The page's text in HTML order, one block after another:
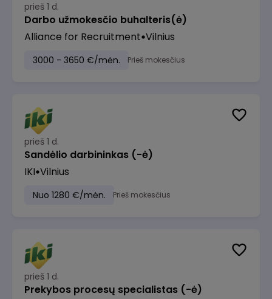
prieš 1 d.
Darbo užmokesčio buhalteris(ė)
Alliance for Recruitment Vilnius
3000 - 3650 €/mėn. Prieš mokesčius
prieš 1 d.
Sandėlio darbininkas (-ė)
IKI Vilnius
Nuo 1280 €/mėn. Prieš mokesčius
prieš 1 d.
Prekybos procesų specialistas (-ė)